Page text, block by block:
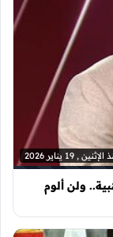
, 19 يناير 2026
ولن ألوم